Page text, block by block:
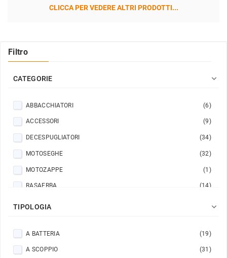
CLICCA PER VEDERE ALTRI PRODOTTI...
Filtro
CATEGORIE 
ABBACCHIATORI (6)
ACCESSORI (9)
DECESPUGLIATORI (34)
MOTOSEGHE (32)
MOTOZAPPE (1)
RASAERBA (14)
SRAMATORE (2)
TAGLIASIEPI (6)
TIPOLOGIA 
A BATTERIA (19)
A SCOPPIO (31)